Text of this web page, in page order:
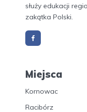
służy edukacji
zakątka Polski.
Miejsca
Kornowac
Racibórz